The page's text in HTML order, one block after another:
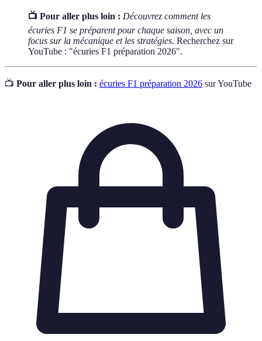
📺 Pour aller plus loin : Découvrez comment les
écuries F1 se préparent pour chaque saison, avec un
focus sur la mécanique et les stratégies. Recherchez sur
YouTube : "écuries F1 préparation 2026".
📺 Pour aller plus loin : écuries F1 préparation 2026 sur YouTube